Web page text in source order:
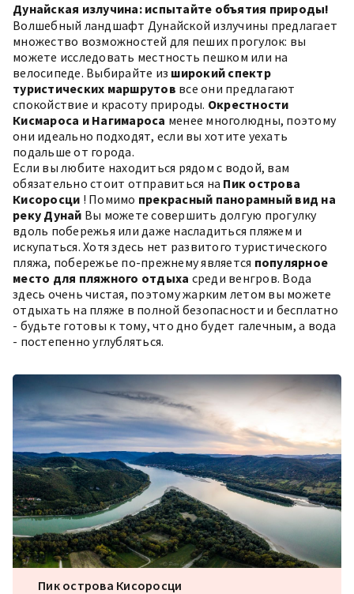
Дунайская излучина: испытайте объятия природы!
Волшебный ландшафт Дунайской излучины предлагает
множество возможностей для пеших прогулок: вы
можете исследовать местность пешком или на
велосипеде. Выбирайте из широкий спектр
туристических маршрутов все они предлагают
спокойствие и красоту природы. Окрестности
Кисмароса и Нагимароса менее многолюдны, поэтому
они идеально подходят, если вы хотите уехать
подальше от города.
Если вы любите находиться рядом с водой, вам
обязательно стоит отправиться на Пик острова
Кисоросци ! Помимо прекрасный панорамный вид на
реку Дунай Вы можете совершить долгую прогулку
вдоль побережья или даже насладиться пляжем и
искупаться. Хотя здесь нет развитого туристического
пляжа, побережье по-прежнему является популярное
место для пляжного отдыха среди венгров. Вода
здесь очень чистая, поэтому жарким летом вы можете
отдыхать на пляже в полной безопасности и бесплатно
- будьте готовы к тому, что дно будет галечным, а вода
- постепенно углубляться.
Пик острова Кисоросци